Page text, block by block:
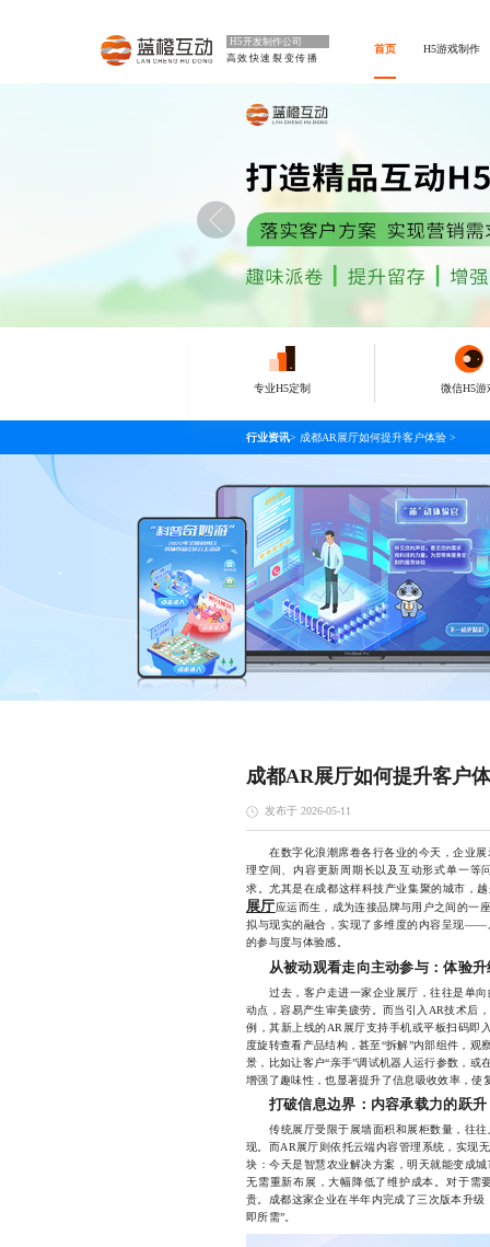
H5开发制作公司
高效快速裂变传播
首页 H5游戏制作
专业H5定制 微信H5游
行业资讯> 成都AR展厅如何提升客户体验 >
成都AR展厅如何提升客户
发布于 2026-05-11
在数字化浪潮席卷各行各业的今天，企业展
理空间、内容更新周期长以及互动形式单一等
求。尤其是在成都这样科技产业集聚的城市，
展厅应运而生，成为连接品牌与用户之间的一
拟与现实的融合，实现了多维度的内容呈现——
的参与度与体验感。
从被动观看走向主动参与：体验
过去，客户走进一家企业展厅，往往是单向
动点，容易产生审美疲劳。而当引入AR技术后
例，其新上线的AR展厅支持手机或平板扫码即
度旋转查看产品结构，甚至“拆解”内部组件，
景，比如让客户“亲手”调试机器人运行参数，
增强了趣味性，也显著提升了信息吸收效率，使
打破信息边界：内容承载力的跃升
传统展厅受限于展墙面积和展柜数量，往往
现。而AR展厅则依托云端内容管理系统，实现
块：今天是智慧农业解决方案，明天就能变成
无需重新布展，大幅降低了维护成本。对于需
贵。成都这家企业在半年内完成了三次版本升
即所需”。